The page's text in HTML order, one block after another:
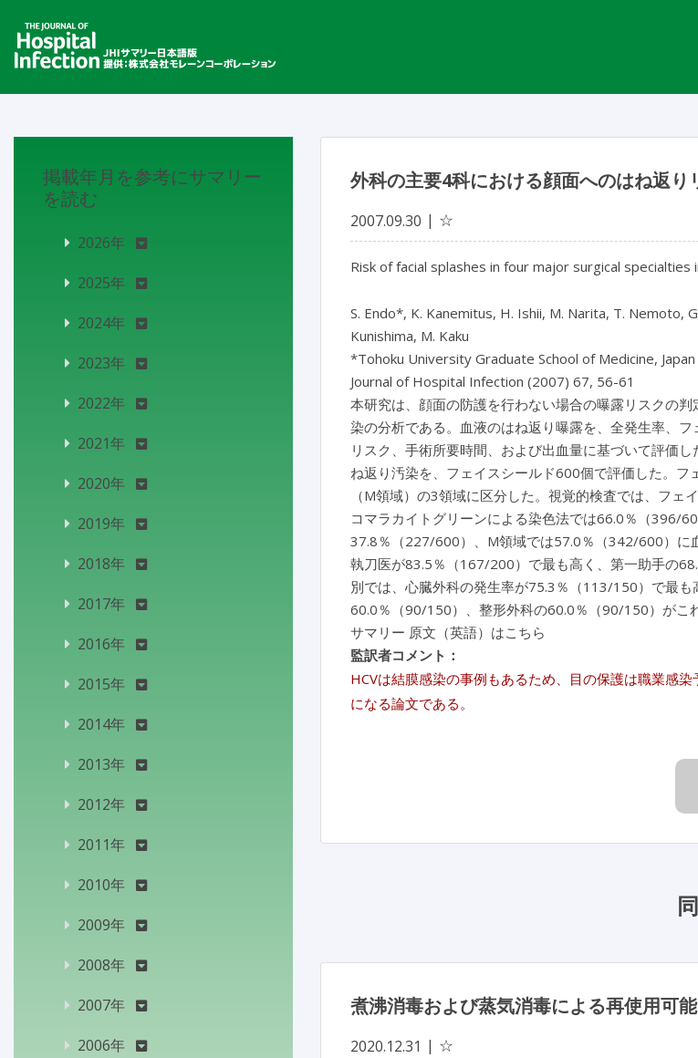
外科の主要4科における顔面へのはね返
2007.09.30 ☆
Risk of facial splashes in four major surgical
S. Endo*, K. Kanemitus, H. Ishii, M. Narita, T. Nemoto,
Kunishima, M. Kaku
*Tohoku University Graduate School of Medicine, Japan
Journal of Hospital Infection (2007) 67, 56-61
本研究は、顔面の防護を行わない場合の曝露リスクの
染の分析である。血液のはね返り曝露を、全発生率、
リスク、手術所要時間、および出血量に基づいて評価
ね返り汚染を、フェイスシールド600個で評価した。
（M領域）の3領域に区分した。視覚的検査では、フ
コマラカイトグリーンによる染色法では66.0％（396/
37.8％（227/600）、M領域では57.0％（342/600）に
執刀医が83.5％（167/200）で最も高く、第一助手の
別では、心臓外科の発生率が75.3％（113/150）で最
60.0％（90/150）、整形外科の60.0％（90/150）がこ
サマリー 原文（英語）はこちら
監訳者コメント：
HCVは結膜感染の事例もあるため、目の保護は職業感
になる論文である。
煮沸消毒および蒸気消毒による再使用可
2020.12.31 ☆
掲載年月を参考にサマリー
を読む
2026年
2025年
2024年
2023年
2022年
2021年
2020年
2019年
2018年
2017年
2016年
2015年
2014年
2013年
2012年
2011年
2010年
2009年
2008年
2007年
2006年